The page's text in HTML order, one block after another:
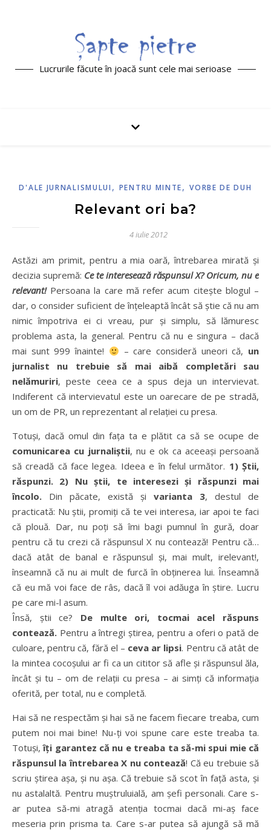
Lucrurile făcute în joacă sunt cele mai serioase
D'ALE JURNALISMULUI , PENTRU MINTE,VORBE DE DUH
Relevant ori ba?
4 iulie 2012
Astăzi am primit, pentru a mia oară, întrebarea mirată şi
decizia supremă: Ce te interesează răspunsul X? Oricum, nu e
relevant!Persoana la care mă refer acum citeşte blogul –
dar, o consider suficient de înţeleaptă încât să ştie că nu am
nimic împotriva ei ci vreau, pur şi simplu, să lămuresc
problema asta, la general. Pentru că nu e singura – dacă
mai sunt 999 înainte!
– care consideră uneori că, un
jurnalist nu trebuie să mai aibă completări sau
nelămuriri, peste ceea ce a spus deja un intervievat.
Indiferent că intervievatul este un oarecare de pe stradă,
un om de PR, un reprezentant al relaţiei cu presa.
Totuși, dacă omul din fața ta e plătit ca să se ocupe de
comunicarea cu jurnaliștii, nu e ok ca aceeași persoană
să creadă că face legea. Ideea e în felul următor. 1) Ştii,
răspunzi. 2) Nu ştii, te interesezi şi răspunzi mai
încolo. Din păcate, există și varianta 3, destul de
practicată: Nu ştii, promiţi că te vei interesa, iar apoi te faci
că plouă. Dar, nu poți să îmi bagi pumnul în gură, doar
pentru că tu crezi că răspunsul X nu contează! Pentru că…
dacă atât de banal e răspunsul și, mai mult, irelevant!,
înseamnă că nu ai mult de furcă în obținerea lui. Înseamnă
că eu mă voi face de râs, dacă îl voi adăuga în știre. Lucru
pe care mi-l asum.
Însă, știi ce? De multe ori, tocmai acel răspuns
contează. Pentru a întregi știrea, pentru a oferi o pată de
culoare, pentru că, fără el – ceva ar lipsi. Pentru că atât de
la mintea cocoșului ar fi ca un cititor să afle și răspunsul ăla,
încât și tu – om de relații cu presa – ai simți că informația
oferită, per total, nu e completă.
Hai să ne respectăm și hai să ne facem fiecare treaba, cum
putem noi mai bine! Nu-ți voi spune care este treaba ta.
Totuși,îți garantez că nu e treaba ta să-mi spui mie că
răspunsul la întrebarea X nu contează! Că eu trebuie să
scriu știrea așa, și nu așa. Că trebuie să scot în față asta, și
nu astalaltă. Pentru muștruluială, am șefi personali. Care s-
ar putea să-mi atragă atenția tocmai dacă mi-aș face
meseria prin prisma ta. Care s-ar putea să ajungă să mă